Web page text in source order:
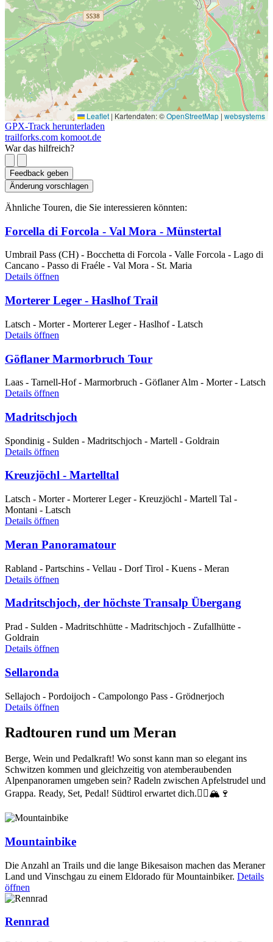
Leaflet | Kartendaten: ©OpenStreetMap | websystems
GPX-Track herunterladen
trailforks.com komoot.de
War das hilfreich?
Feedback geben
Änderung vorschlagen
Ähnliche Touren, die Sie interessieren könnten:
Forcella di Forcola - Val Mora - Münstertal
Umbrail Pass (CH) - Bocchetta di Forcola - Valle Forcola - Lago di
Cancano - Passo di Fraéle - Val Mora - St. Maria
Details öffnen
Morterer Leger - Haslhof Trail
Latsch - Morter - Morterer Leger - Haslhof - Latsch
Details öffnen
Göflaner Marmorbruch Tour
Laas - Tarnell-Hof - Marmorbruch - Göflaner Alm - Morter - Latsch
Details öffnen
Madritschjoch
Spondinig - Sulden - Madritschjoch - Martell - Goldrain
Details öffnen
Kreuzjöchl - Martelltal
Latsch - Morter - Morterer Leger - Kreuzjöchl - Martell Tal -
Montani - Latsch
Details öffnen
Meran Panoramatour
Rabland - Partschins - Vellau - Dorf Tirol - Kuens - Meran
Details öffnen
Madritschjoch, der höchste Transalp Übergang
Prad - Sulden - Madritschhütte - Madritschjoch - Zufallhütte -
Goldrain
Details öffnen
Sellaronda
Sellajoch - Pordoijoch - Campolongo Pass - Grödnerjoch
Details öffnen
Radtouren rund um Meran
Berge, Wein und Pedalkraft! Wo sonst kann man so elegant ins
Schwitzen kommen und gleichzeitig von atemberaubenden
Alpenpanoramen umgeben sein? Radeln zwischen Apfelstrudel und
Grappa. Ready, Set, Pedal! Südtirol erwartet dich.🚴‍♂️🏔🍷
Mountainbike
Die Anzahl an Trails und die lange Bikesaison machen das Meraner
Land und Vinschgau zu einem Eldorado für Mountainbiker. Details
öffnen
Rennrad